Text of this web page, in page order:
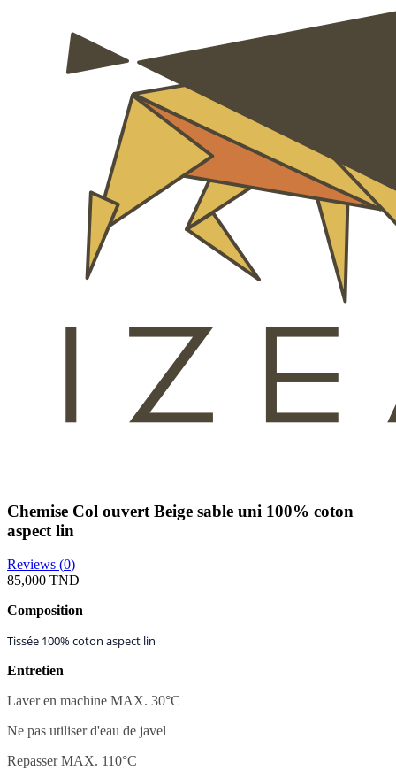
Chemise Col ouvert Beige sable uni 100% coton
aspect lin
Reviews (0)
85,000 TND
Composition
Tissée 100% coton aspect lin
Entretien
Laver en machine MAX. 30°C
Ne pas utiliser d'eau de javel
Repasser MAX. 110°C